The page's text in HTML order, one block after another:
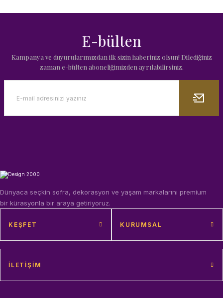
E-bülten
Kampanya ve duyurularımızdan ilk sizin haberiniz olsun! Dilediğiniz
zaman e-bülten aboneliğimizden ayrılabilirsiniz.
Dünyaca seçkin sofra, dekorasyon ve yaşam markalarını premium
bir kürasyonla bir araya getiriyoruz.
KEŞFET KURUMSAL
İLETIŞIM